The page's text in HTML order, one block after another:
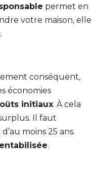
permet en
votre maison, elle
conséquent,
économies
initiaux. À cela
Il faut
moins 25 ans.
.